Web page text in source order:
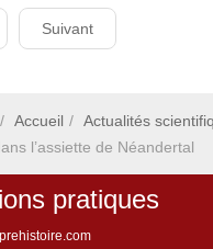
Suivant
Accueil
Actualités
l’assiette de Néandertal
pratiques